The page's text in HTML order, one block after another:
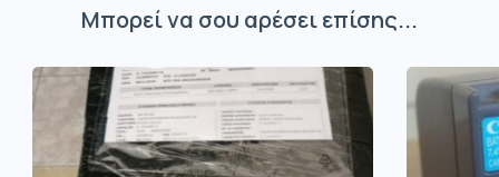
Μπορεί να σου αρέσει επίσης...